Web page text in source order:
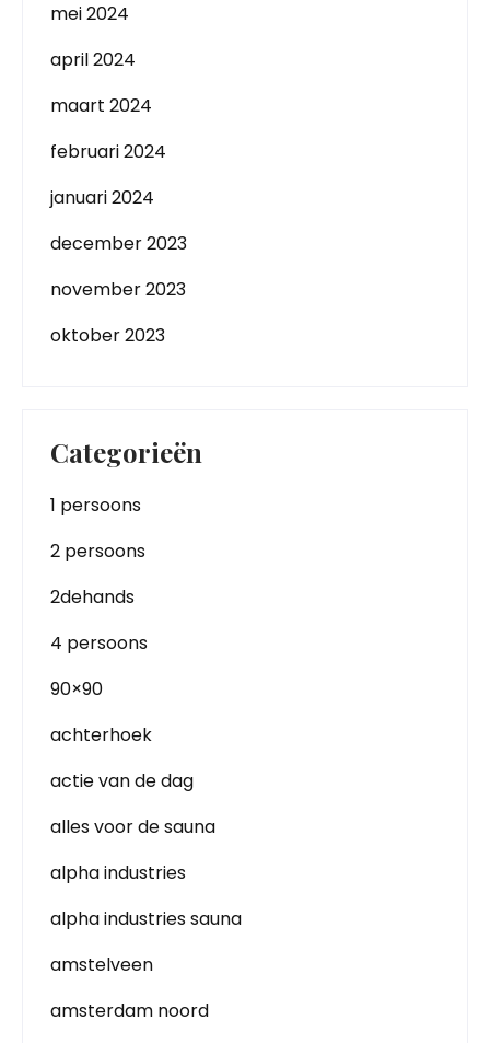
mei 2024
april 2024
maart 2024
februari 2024
januari 2024
december 2023
november 2023
oktober 2023
Categorieën
1 persoons
2 persoons
2dehands
4 persoons
90×90
achterhoek
actie van de dag
alles voor de sauna
alpha industries
alpha industries sauna
amstelveen
amsterdam noord